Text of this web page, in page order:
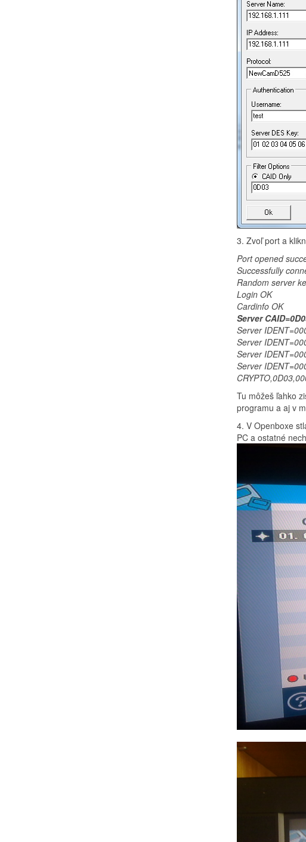
3. Zvoľ port a
Port opened
Successfully
Random server
Login OK
Cardinfo OK
Server
Server
Server
Server
Server
Tu môžeš ľahko
programu a aj v
4. V Openboxe
PC a ostatné